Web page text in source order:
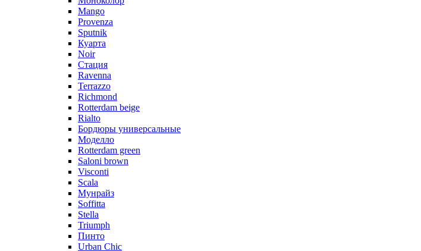
Mango
Provenza
Sputnik
Куарта
Noir
Стация
Ravenna
Terrazzo
Richmond
Rotterdam beige
Rialto
Бордюры универсальные
Моделло
Rotterdam green
Saloni brown
Visconti
Scala
Мунрайз
Soffitta
Stella
Triumph
Пинто
Urban Chic